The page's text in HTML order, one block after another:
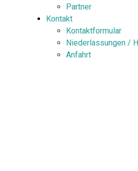
Partner
Kontakt
Kontaktformular
Niederlassungen /
Anfahrt